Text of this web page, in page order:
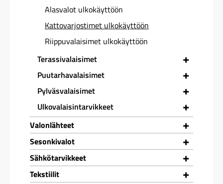
Alasvalot ulkokäyttöön
Kattovarjostimet ulkokäyttöön
Riippuvalaisimet ulkokäyttöön
+
Terassivalaisimet
+
Puutarhavalaisimet
+
Pylväsvalaisimet
+
Ulkovalaisintarvikkeet
+
Valonlähteet
+
Sesonkivalot
+
Sähkötarvikkeet
+
Tekstiilit